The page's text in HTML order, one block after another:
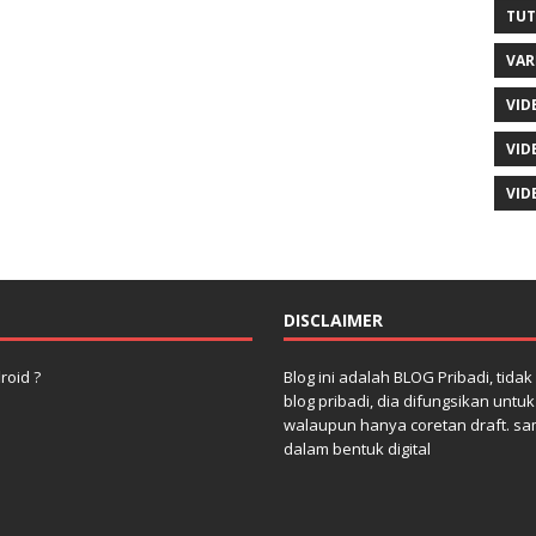
?
DISCLAIMER
Blog ini adalah BLOG Pribadi,
blog pribadi, dia difungsikan
walaupun hanya coretan draft.
dalam bentuk digital